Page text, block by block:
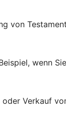
von
wenn
Verkauf